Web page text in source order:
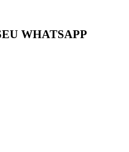
WHATSAPP